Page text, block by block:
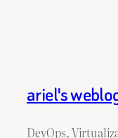
ariel's
DevOps,